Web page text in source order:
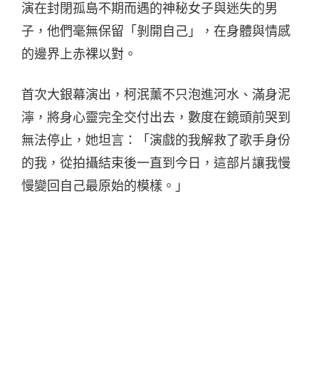
演在封閉孤島不期而遇的神秘女子與迷失的男
子，他們毫無保留「剝開自己」，在身體與情感
的邊界上赤裸以對。
首次大銀幕演出，柯泯薰不只泡進河水、滿身泥
濘，將身心靈完全交付出去，數度在鏡頭前哭到
無法停止，她坦言：「演戲的我解救了歌手身份
的我，從拍攝結束後一直到今日，這部片讓我慢
慢變回自己最原始的模樣。」